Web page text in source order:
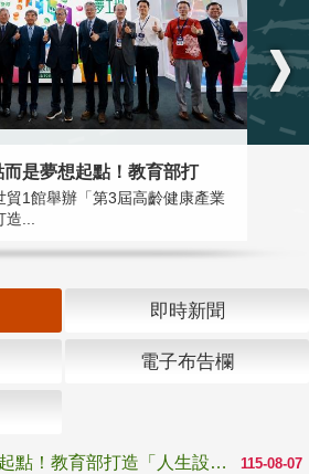
是夢想起點！教育部打
貿1館舉辦「第3屆高齡健康產業
造...
即時新聞
電子布告欄
115-08-07
高齡不是終點而是夢想起點！教育部打造「人生設計夢工場」 參展第3屆高齡健康產業博覽會